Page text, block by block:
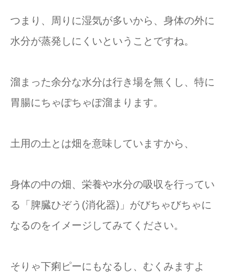
つまり、周りに湿気が多いから、身体の外に
水分が蒸発しにくいということですね。
溜まった余分な水分は行き場を無くし、特に
胃腸にちゃぽちゃぽ溜まります。
土用の土とは畑を意味していますから、
身体の中の畑、栄養や水分の吸収を行ってい
る「脾臓ひぞう(消化器)」がびちゃびちゃに
なるのをイメージしてみてください。
そりゃ下痢ピーにもなるし、むくみますよ